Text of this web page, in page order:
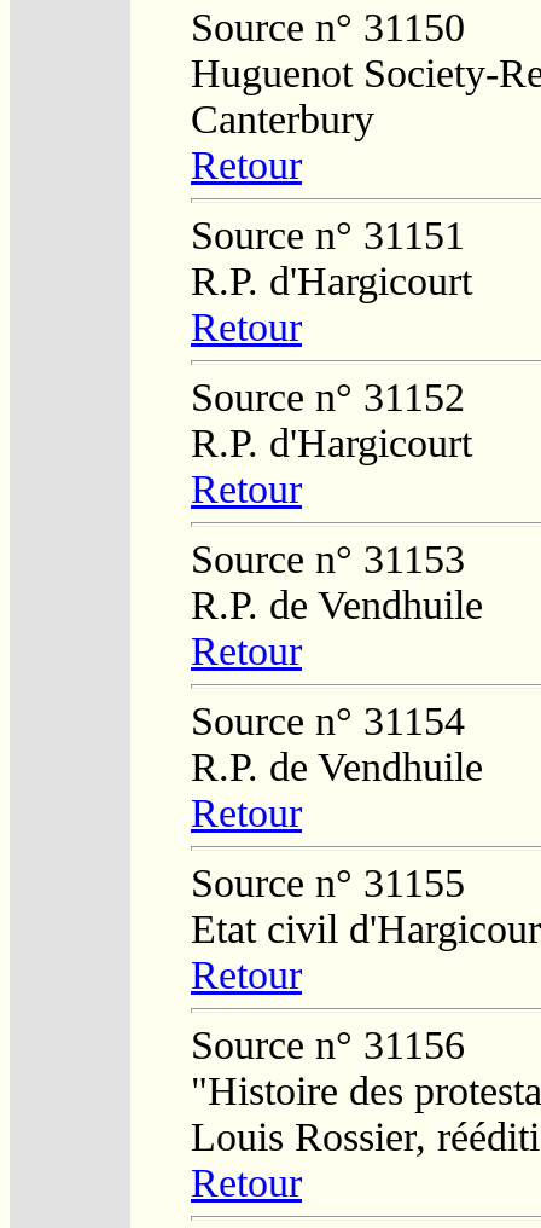
Source n° 31150
Huguenot Society-
Canterbury
Retour
Source n° 31151
R.P. d'Hargicourt
Retour
Source n° 31152
R.P. d'Hargicourt
Retour
Source n° 31153
R.P. de Vendhuile
Retour
Source n° 31154
R.P. de Vendhuile
Retour
Source n° 31155
Etat civil
Retour
Source n° 31156
"Histoire des
Louis Rossier,
Retour